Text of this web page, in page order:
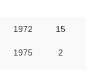
1972
1975
15
2